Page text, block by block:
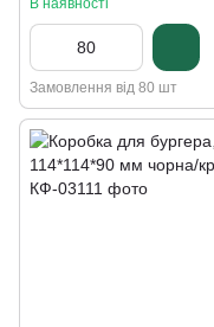
В наявності
Замовлення від 80 шт